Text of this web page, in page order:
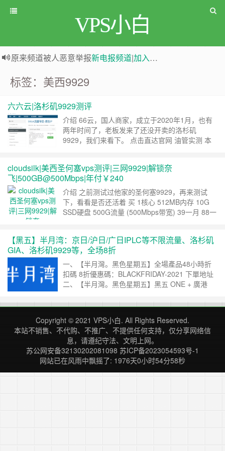
VPS小白
原来频道被人恶意举报新电报频道|加入电报群
标签：美西9929
六六云|洛杉矶9929测评
介绍 66云，国人商家，成立于2020年1月，也有
两年时间了，老板发来了还没开卖的洛杉矶
9929，我们来看下。 点击直达官网 油管实测 本
Superbench.sh ……继续阅读 »
cloudsilk|美西圣何塞vps测评|三网9929|解锁奈
飞|500GB@500Mbps|年付￥240
介绍 之前测试过他家的圣何塞9929，再来测试
下，看看是否还活着 买 1核心 512MB内存 10G
SSD硬盘 500G流量 (500Mbps带宽) 39一月 88一
500Mbps 39元/月，240元/年 购买链接 ……继续
阅读 »
【黑五】半月湾：京日/沪日/广日IPLC等不限流量、洛杉矶
GIA、洛杉矶9929等，全场8折
一、【半月灣。黑色星期五】全場產品48小時折
扣碼 8折優惠碼：BLACKFRIDAY-2021 下單地址
二、【半月灣。黑色星期五】黑五 ONE + 廣港
寬: 100 + 500 Mbps 入口: 廣州、上海、北京 出
口: 香港、日本、台灣、美國 等 半月ONE 端口: 3
個 廣港移動 ……继续阅读 »
Copyright © 2021 VPS小白. All Rights Reserved.
本站不销售、不代购、不推广、不提供任何支持，仅分享网络信
息，请遵纪守法、文明上网。
苏公网安备32130202081098 苏ICP备2023054593号-1
网站已在风雨中飘摇了: 1976天0小时54分58秒